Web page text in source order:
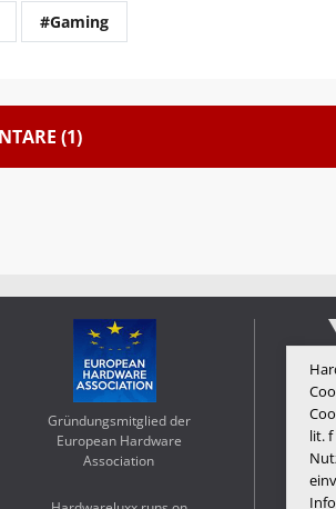
#Gaming
(1)
lit.
Gründungsmitglied der
European Hardware
Association
©